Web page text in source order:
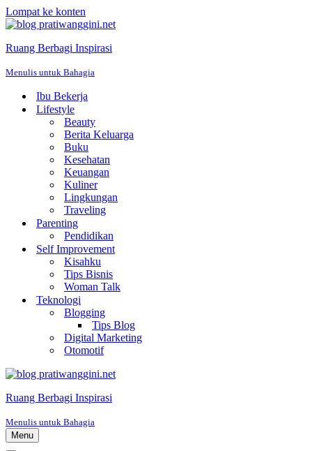
Lompat ke konten
Ruang Berbagi Inspirasi
Menulis untuk Bahagia
Ibu Bekerja
Lifestyle
Beauty
Berita Keluarga
Buku
Kesehatan
Keuangan
Kuliner
Lingkungan
Traveling
Parenting
Pendidikan
Self Improvement
Kisahku
Tips Bisnis
Woman Talk
Teknologi
Blogging
Tips Blog
Digital Marketing
Otomotif
Ruang Berbagi Inspirasi
Menulis untuk Bahagia
Menu
Menu